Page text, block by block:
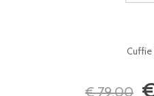
Cuffie
€ 79,00